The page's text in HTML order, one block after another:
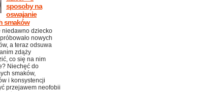
sposoby na
oswajanie
smaków
niedawno dziecko
nowych
a teraz odsuwa
zdąży
co się na nim
Niechęć do
smaków,
i konsystencji
przejawem neofobii